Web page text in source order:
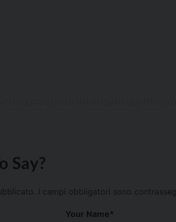
Say?
I campi obbligatori sono
Your Name*